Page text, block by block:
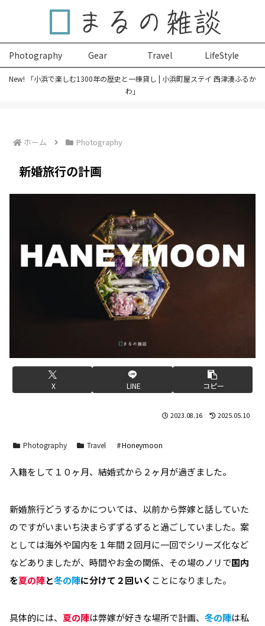
Photography Gear Travel LifeStyle
New! 「小浜で楽しむ1300年の歴史と一棟貸し | 小浜町屋ステイ 西津湊ふるか
わ」
ホーム Photography
新婚旅行の計画
X LINE コピー
2023.08.16 2025.05.10
Photography Travel Honeymoon
入籍をして１０ヶ月、結婚式から２ヶ月が過ぎました。
新婚旅行どうするかについては、以前から弊嫁と話していた
のですがいまいち決まらずずるずると過ごしていました。案
としては海外や国内を１年間２回月に一回でシリーズ化など
などありましたが、時間やお金の関係、その場のノリで国内
を夏の陣と冬の陣に分けて２回いく ことになりました。
具体的には、 夏の陣は弊嫁が好きな場所で計画、 冬の陣は私